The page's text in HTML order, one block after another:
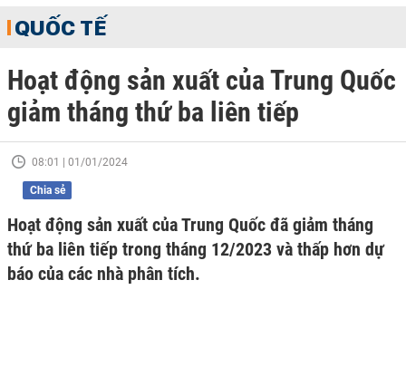
QUỐC TẾ
Hoạt động sản xuất của Trung Quốc
giảm tháng thứ ba liên tiếp
08:01 | 01/01/2024
Chia sẻ
Hoạt động sản xuất của Trung Quốc đã giảm tháng
thứ ba liên tiếp trong tháng 12/2023 và thấp hơn dự
báo của các nhà phân tích.